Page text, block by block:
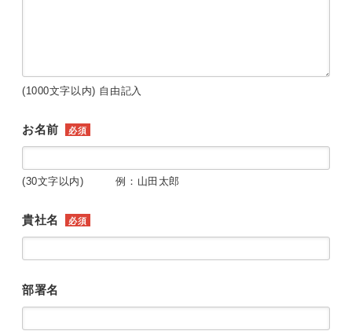
(1000文字以内) 自由記入
お名前 必須
(30文字以内) 例：山田太郎
貴社名 必須
部署名